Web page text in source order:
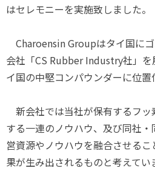
はセレモニーを実施致しました。
Charoensin Groupはタイ国に
会社「CS Rubber Industry社」を
イ国の中堅コンパウンダーに位置
新会社では当社が保有するフッ
する一連のノウハウ、及び同社
営資源やノウハウを融合させる
果が生み出されるものと考えてい